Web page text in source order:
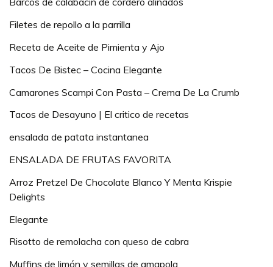
Filetes de repollo a la parrilla
Receta de Aceite de Pimienta y Ajo
Tacos De Bistec – Cocina Elegante
Camarones Scampi Con Pasta – Crema De La Crumb
Tacos de Desayuno | El critico de recetas
ensalada de patata instantanea
ENSALADA DE FRUTAS FAVORITA
Arroz Pretzel De Chocolate Blanco Y Menta Krispie
Delights
Elegante
Risotto de remolacha con queso de cabra
Muffins de limón y semillas de amapola